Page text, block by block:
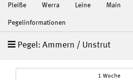
Pleiße Werra Leine Main
Pegelinformationen
Pegel: Ammern / Unstrut
1 Woche